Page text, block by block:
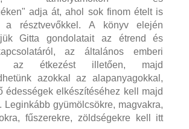
adja át, ahol sok finom ételt is
a résztvevőkkel. A könyv elején
Gitta gondolatait az étrend és
az általános emberi
az étkezést illetően, majd
azokkal az alapanyagokkal,
édességek elkészítéséhez kell majd
Leginkább gyümölcsökre, magvakra,
fűszerekre, zöldségekre kell itt